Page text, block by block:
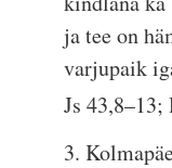
ja tee on
varjupaik
Js 43,8–13;
3.